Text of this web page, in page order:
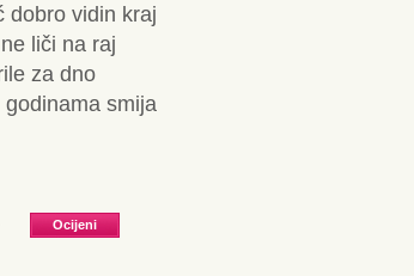
dobro vidin kraj
liči na raj
za dno
smija